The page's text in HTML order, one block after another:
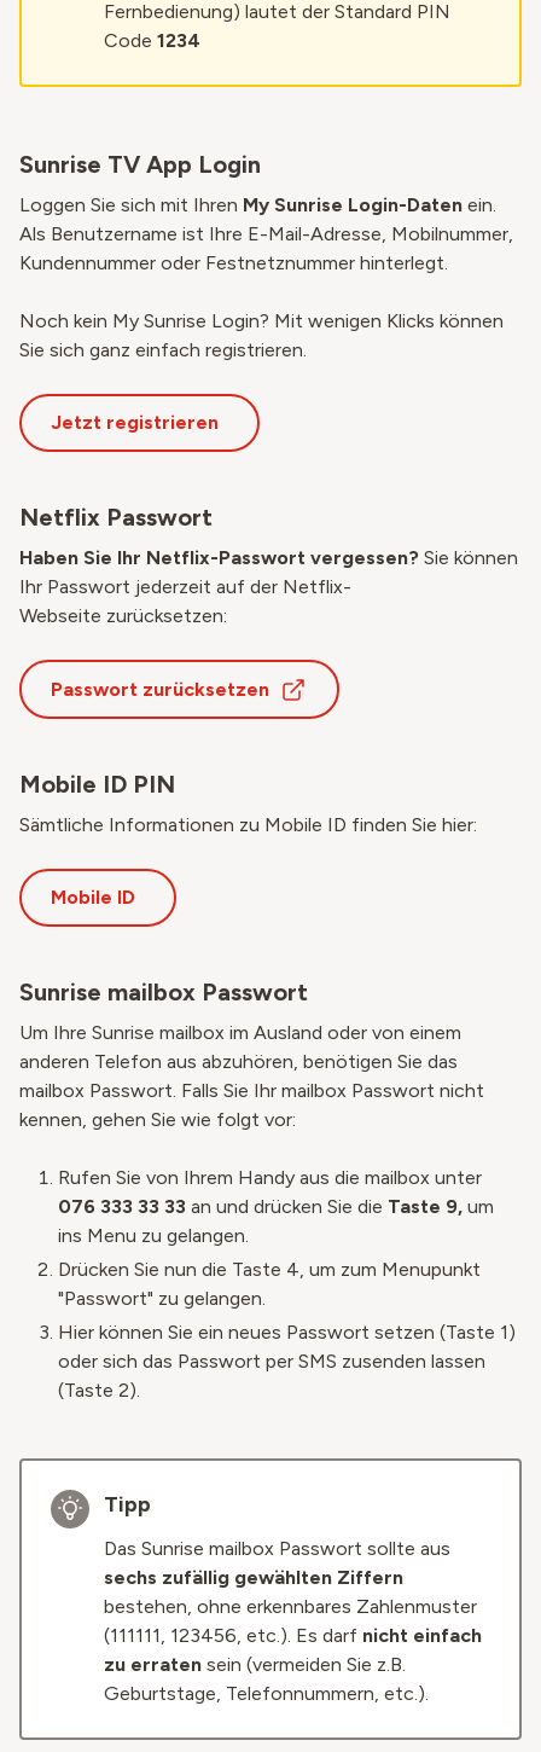
Fernbedienung) lautet der Standard PIN
Code 1234
Sunrise TV App Login
Loggen Sie sich mit Ihren My Sunrise Login-Daten ein.
Als Benutzername ist Ihre E-Mail-Adresse, Mobilnummer,
Kundennummer oder Festnetznummer hinterlegt.
Noch kein My Sunrise Login? Mit wenigen Klicks können
Sie sich ganz einfach registrieren.
Jetzt registrieren
Netflix Passwort
Haben Sie Ihr Netflix-Passwort vergessen? Sie können
Ihr Passwort jederzeit auf der Netflix-
Webseite zurücksetzen:
Passwort zurücksetzen
Mobile ID PIN
Sämtliche Informationen zu Mobile ID finden Sie hier:
Mobile ID
Sunrise mailbox Passwort
Um Ihre Sunrise mailbox im Ausland oder von einem
anderen Telefon aus abzuhören, benötigen Sie das
mailbox Passwort. Falls Sie Ihr mailbox Passwort nicht
kennen, gehen Sie wie folgt vor:
Rufen Sie von Ihrem Handy aus die mailbox unter
076 333 33 33 an und drücken Sie die Taste 9, um
ins Menu zu gelangen.
Drücken Sie nun die Taste 4, um zum Menupunkt
"Passwort" zu gelangen.
Hier können Sie ein neues Passwort setzen (Taste 1)
oder sich das Passwort per SMS zusenden lassen
(Taste 2).
Tipp
Das Sunrise mailbox Passwort sollte aus
sechs zufällig gewählten Ziffern
bestehen, ohne erkennbares Zahlenmuster
(111111, 123456, etc.). Es darf nicht einfach
zu erraten sein (vermeiden Sie z.B.
Geburtstage, Telefonnummern, etc.).